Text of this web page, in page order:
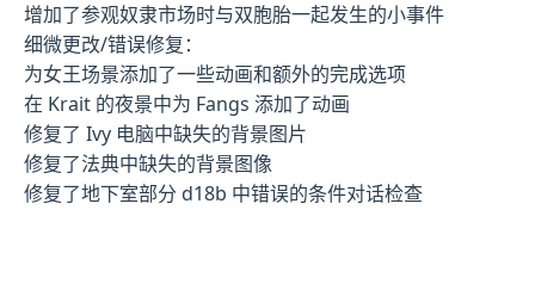
增加了参观奴隶市场时与双胞胎一起发生的小事件
细微更改/错误修复：
为女王场景添加了一些动画和额外的完成选项
在 Krait 的夜景中为 Fangs 添加了动画
修复了 Ivy 电脑中缺失的背景图片
修复了法典中缺失的背景图像
修复了地下室部分 d18b 中错误的条件对话检查